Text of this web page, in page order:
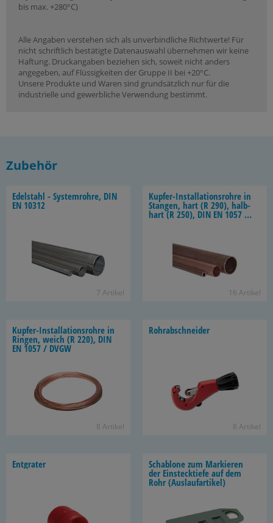
bis max. +280°C)
Alle Angaben verstehen sich als unverbindliche Richtwerte! Für
nicht schriftlich bestätigte Datenauswahl übernehmen wir keine
Haftung. Druckangaben beziehen sich, soweit nicht anders
angegeben, auf Flüssigkeiten der Gruppe II bei +20°C.
Unsere Produkte und Waren sind grundsätzlich nur für die
industrielle und gewerbliche Verwendung bestimmt.
Zubehör
Edel­stahl - Sys­tem­roh­re, DIN
EN 10312
7 Ar­ti­kel
Kupfer-​Installationsrohre in
Stan­gen, hart (R 290), halb­
hart (R 250), DIN EN 1057 /
16 Ar­ti­kel
Kupfer-​Installationsrohre in
Rin­gen, weich (R 220), DIN
EN 1057 / DVGW
8 Ar­ti­kel
Rohr­ab­schnei­der
8 Ar­ti­kel
Ent­gra­ter Scha­blo­ne zum Mar­kie­ren
der Ein­steck­tie­fe auf dem
Rohr (Aus­lauf­ar­ti­kel)